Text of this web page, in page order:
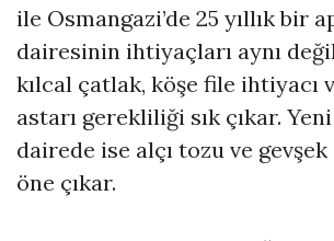
ile Osmangazi’de 25 yıllık bir
dairesinin ihtiyaçları aynı
kılcal çatlak, köşe file ihtiyacı
astarı gerekliliği sık çıkar.
dairede ise alçı tozu ve
öne çıkar.